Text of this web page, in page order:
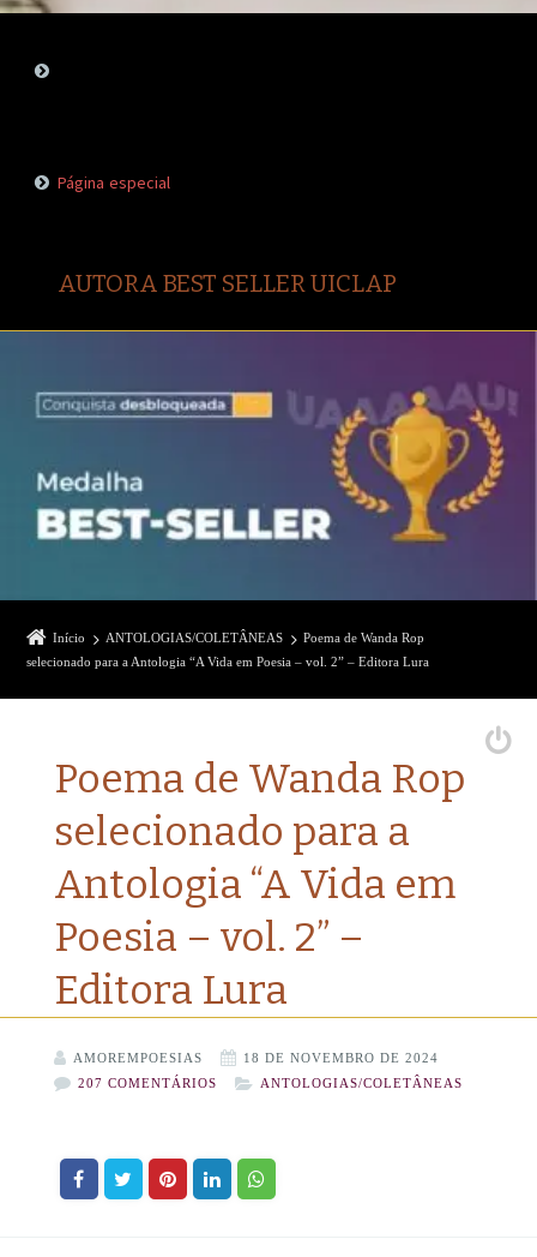
Página especial
AUTORA BEST SELLER UICLAP
Início ANTOLOGIAS/COLETÂNEAS
Poema de Wanda Rop
selecionado para a Antologia “A Vida em Poesia – vol. 2” – Editora Lura
Poema de Wanda Rop
selecionado para a
Antologia “A Vida em
Poesia – vol. 2” –
Editora Lura
AMOREMPOESIAS
18 DE NOVEMBRO DE 2024
207 COMENTÁRIOS
ANTOLOGIAS/COLETÂNEAS